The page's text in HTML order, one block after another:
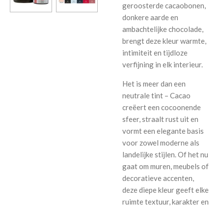
geroosterde cacaobonen,
donkere aarde en
ambachtelijke chocolade,
brengt deze kleur warmte,
intimiteit en tijdloze
verfijning in elk interieur.
Het is meer dan een
neutrale tint – Cacao
creëert een cocoonende
sfeer, straalt rust uit en
vormt een elegante basis
voor zowel moderne als
landelijke stijlen. Of het nu
gaat om muren, meubels of
decoratieve accenten,
deze diepe kleur geeft elke
ruimte textuur, karakter en